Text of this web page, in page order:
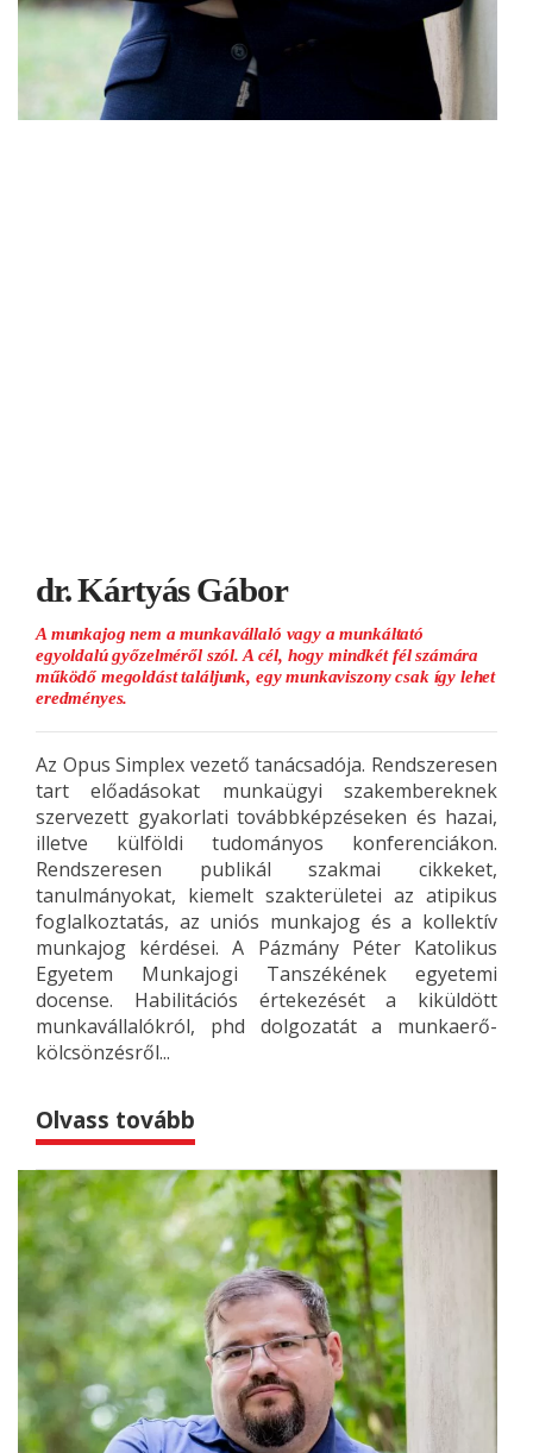
dr. Kártyás Gábor
A munkajog nem a munkavállaló vagy a munkáltató
egyoldalú győzelméről szól. A cél, hogy mindkét fél számára
működő megoldást találjunk, egy munkaviszony csak így lehet
eredményes.
Az Opus Simplex vezető tanácsadója. Rendszeresen
tart előadásokat munkaügyi szakembereknek
szervezett gyakorlati továbbképzéseken és hazai,
illetve külföldi tudományos konferenciákon.
Rendszeresen publikál szakmai cikkeket,
tanulmányokat, kiemelt szakterületei az atipikus
foglalkoztatás, az uniós munkajog és a kollektív
munkajog kérdései. A Pázmány Péter Katolikus
Egyetem Munkajogi Tanszékének egyetemi
docense. Habilitációs értekezését a kiküldött
munkavállalókról, phd dolgozatát a munkaerő-
kölcsönzésről...
Olvass tovább